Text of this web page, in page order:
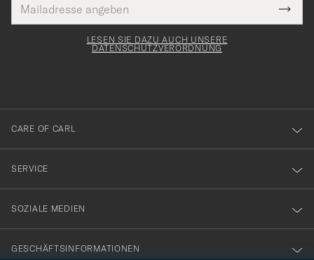
Mail
Adresse
Tack
för
dig
till
vårt
nyhetsbrev!
LESEN SIE DAZU AUCH UNSERE
DATENSCHUTZVERORDNUNG
CARE OF CARL
SERVICE
SOZIALE MEDIEN
GESCHÄFTSINFORMATIONEN